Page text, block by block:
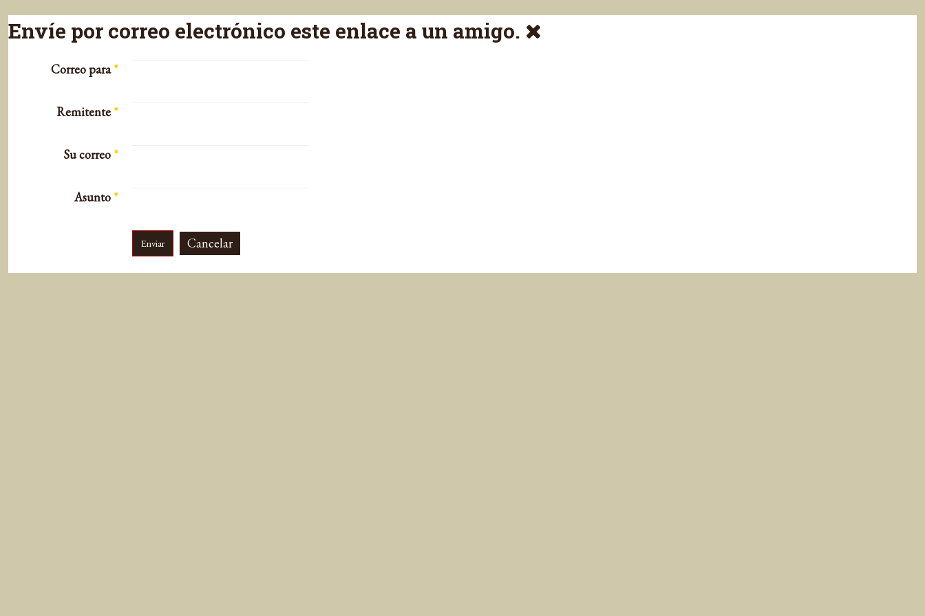
Envíe por correo electrónico este enlace a un amigo.
Correo para*
Remitente *
Su correo *
Asunto *
Enviar Cancelar